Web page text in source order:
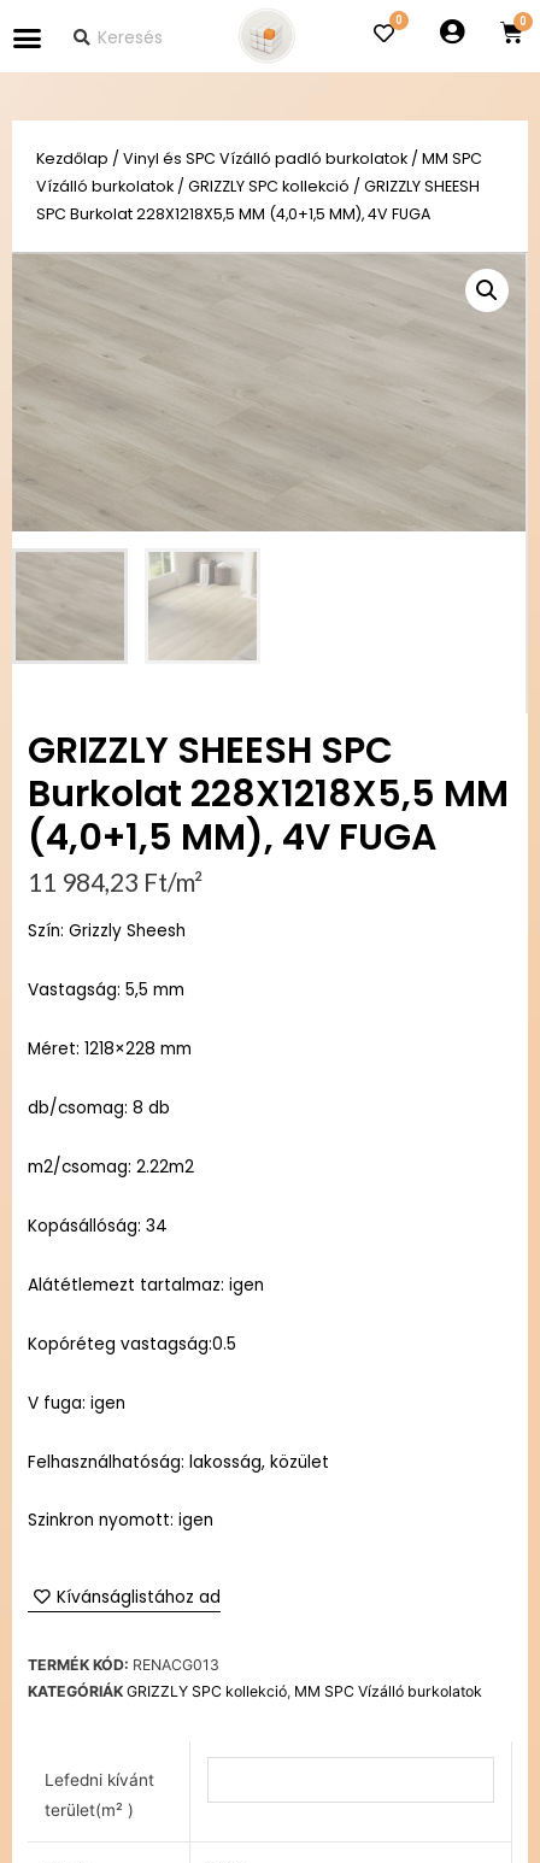
0
Kezdőlap / Vinyl és SPC Vízálló padló burkolatok / MM SPC
Vízálló burkolatok / GRIZZLY SPC kollekció / GRIZZLY SHEESH
SPC Burkolat 228X1218X5,5 MM (4,0+1,5 MM), 4V FUGA
GRIZZLY SHEESH SPC
Burkolat 228X1218X5,5 MM
(4,0+1,5 MM), 4V FUGA
11 984,23 Ft/m²
Szín: Grizzly Sheesh
Vastagság: 5,5 mm
Méret: 1218×228 mm
db/csomag: 8 db
m2/csomag: 2.22m2
Kopásállóság: 34
Alátétlemezt tartalmaz: igen
Kopóréteg vastagság:0.5
V fuga: igen
Felhasználhatóság: lakosság, közület
Szinkron nyomott: igen
Kívánságlistához ad
TERMÉK KÓD: RENACG013
KATEGÓRIÁK GRIZZLY SPC kollekció, MM SPC Vízálló burkolatok
Lefedni kívánt
terület(m² )